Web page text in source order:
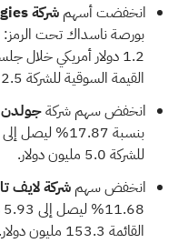
انخفضت أسهم شركة EZGO Technologies
بورصة ناسداك تحت الرمز:
1.2 دولار أمريكي خلال
القيمة السوقية للشركة 32.5 مليون دولار أمريكي.
انخفض سهم شركة
للشركة 5.0 مليون دولار.
انخفض سهم شركة لايف
القائمة 153.3 مليون دولار.